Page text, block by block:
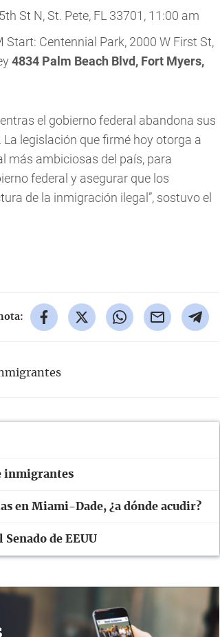
St N, St. Pete, FL 33701, 11:00 am
Start: Centennial Park, 2000 W First St,
4834 Palm Beach Blvd, Fort Myers,
el gobierno federal abandona sus
legislación que firmé hoy otorga a
más ambiciosas del país, para
federal y asegurar que los
de la inmigración ilegal”, sostuvo el
inmigrantes
en Miami-Dade, ¿a dónde acudir?
de EEUU